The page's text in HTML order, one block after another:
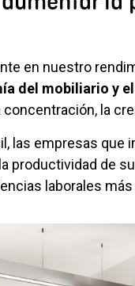
en nuestro
del mobiliario y
la
las empresas que
productividad de
laborales